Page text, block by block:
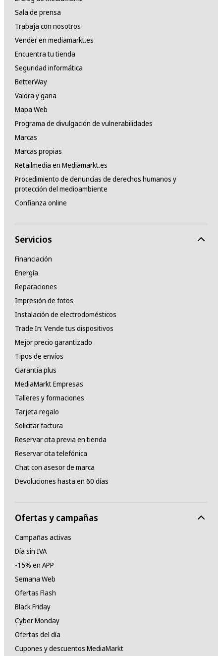
Sala de prensa
Trabaja con nosotros
Vender en mediamarkt.es
Encuentra tu tienda
Seguridad informática
BetterWay
Valora y gana
Mapa Web
Programa de divulgación de vulnerabilidades
Marcas
Marcas propias
Retailmedia en Mediamarkt.es
Procedimiento de denuncias de derechos humanos y
protección del medioambiente
Confianza online
Servicios
Financiación
Energía
Reparaciones
Impresión de fotos
Instalación de electrodomésticos
Trade In: Vende tus dispositivos
Mejor precio garantizado
Tipos de envíos
Garantía plus
MediaMarkt Empresas
Talleres y formaciones
Tarjeta regalo
Solicitar factura
Reservar cita previa en tienda
Reservar cita telefónica
Chat con asesor de marca
Devoluciones hasta en 60 días
Ofertas y campañas
Campañas activas
Día sin IVA
-15% en APP
Semana Web
Ofertas Flash
Black Friday
Cyber Monday
Ofertas del día
Cupones y descuentos MediaMarkt